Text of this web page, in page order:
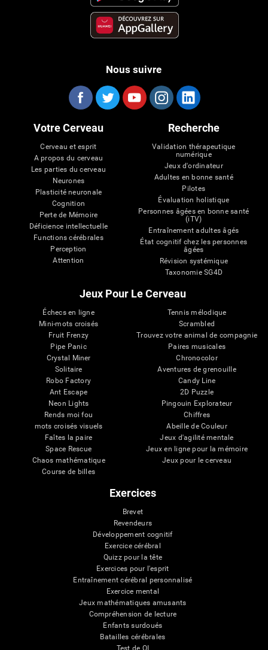
Nous suivre
Votre Cerveau
Cerveau et esprit
A propos du cerveau
Les parties du cerveau
Neurones
Plasticité neuronale
Cognition
Perte de Mémoire
Déficience intellectuelle
Functions cérébrales
Perception
Attention
Recherche
Validation thérapeutique
numérique
Jeux d'ordinateur
Adultes en bonne santé
Pilotes
Évaluation holistique
Personnes âgées en bonne santé
(iTV)
Entraînement adultes âgés
État cognitif chez les personnes
âgées
Révision systémique
Taxonomie SG4D
Jeux Pour Le Cerveau
Échecs en ligne
Mini-mots croisés
Fruit Frenzy
Pipe Panic
Crystal Miner
Solitaire
Robo Factory
Ant Escape
Neon Lights
Rends moi fou
mots croisés visuels
Faîtes la paire
Space Rescue
Chaos mathématique
Course de billes
Tennis mélodique
Scrambled
Trouvez votre animal de compagnie
Paires musicales
Chronocolor
Aventures de grenouille
Candy Line
2D Puzzle
Pingouin Explorateur
Chiffres
Abeille de Couleur
Jeux d'agilité mentale
Jeux en ligne pour la mémoire
Jeux pour le cerveau
Exercices
Brevet
Revendeurs
Développement cognitif
Exercice cérébral
Quizz pour la tête
Exercices pour l'esprit
Entraînement cérébral personnalisé
Exercice mental
Jeux mathématiques amusants
Compréhension de lecture
Enfants surdoués
Batailles cérébrales
Test de QI